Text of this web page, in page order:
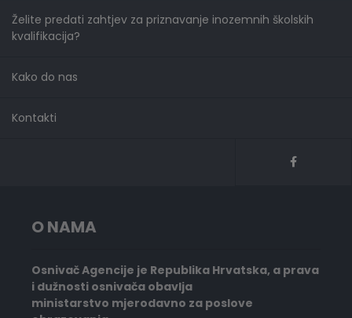
Želite predati zahtjev za priznavanje inozemnih školskih
kvalifikacija?
Kako do nas
Kontakti
O NAMA
Osnivač Agencije je Republika Hrvatska, a prava
i dužnosti osnivača obavlja
ministarstvo mjerodavno za poslove